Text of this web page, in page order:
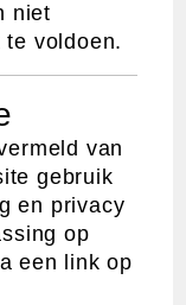
niet
voldoen.
van
gebruik
en privacy
op
een link op